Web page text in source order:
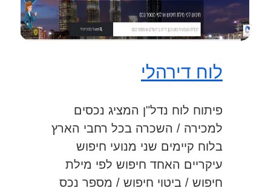
לוח דירהלי
פיתוח לוח נדל"ן המציג נכסים
למכירה / השכרה בכל רחבי הארץ
בלוח קיימים שני מנועי חיפוש
עיקריים האחד חיפוש לפי מילת
חיפוש / ביטוי חיפוש / מספר נכס